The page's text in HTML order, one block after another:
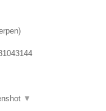
)
▼